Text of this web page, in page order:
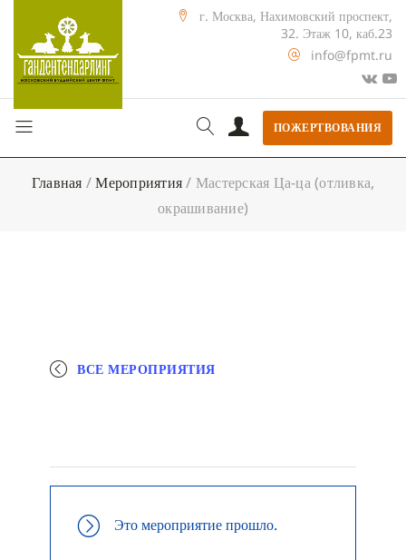
г. Москва, Нахимовский проспект,
32. Этаж 10, каб.23
info@fpmt.ru
ПОЖЕРТВОВАНИЯ
Главная /Мероприятия/ Мастерская Ца-ца (отливка,
окрашивание)
ВСЕ МЕРОПРИЯТИЯ
Это мероприятие прошло.